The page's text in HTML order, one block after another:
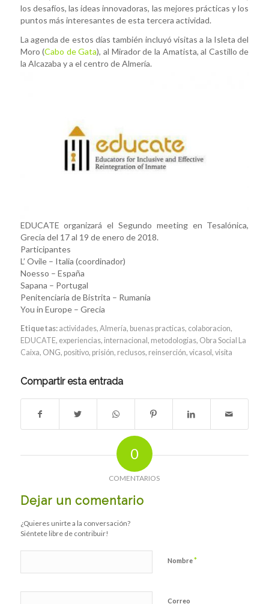
los desafíos, las ideas innovadoras, las mejores prácticas y los
puntos más interesantes de esta tercera actividad.
La agenda de estos días también incluyó visitas a la Isleta del
Moro (Cabo de Gata), al Mirador de la Amatista, al Castillo de
la Alcazaba y a el centro de Almería.
EDUCATE organizará el Segundo meeting en Tesalónica,
Grecia del 17 al 19 de enero de 2018.
Participantes
L’ Ovile – Italia (coordinador)
Noesso – España
Sapana – Portugal
Penitenciaria de Bistrita – Rumania
You in Europe – Grecia
Etiquetas: actividades, Almería, buenas practicas, colaboracion,
EDUCATE, experiencias, internacional , metodologias, Obra Social La
Caixa, ONG, positivo, prisión, reclusos, reinserción, vicasol , visita
Compartir esta entrada
0
COMENTARIOS
Dejar un comentario
¿Quieres unirte a la conversación?
Siéntete libre de contribuir!
Nombre*
Correo